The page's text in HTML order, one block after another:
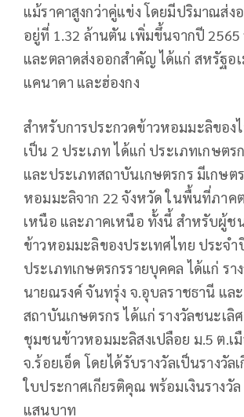
แม้ราคาสูงกว่าคู่แข่ง โดยมีปริมาณส่ง
อยู่ที่ 1.32 ล้านตัน เพิ่มขึ้นจากปี 2565
และตลาดส่งออกสำคัญ ได้แก่ สหรัฐอ
แคนาดา และฮ่องกง
สำหรับการประกวดข้าวหอมมะลิของ
เป็น 2 ประเภท ได้แก่ ประเภทเกษตร
และประเภทสถาบันเกษตรกร มีเกษต
หอมมะลิจาก 22 จังหวัด ในพื้นที่ภาค
เหนือ และภาคเหนือ ทั้งนี้ สำหรับผู้ช
ข้าวหอมมะลิของประเทศไทย ประจำ
ประเภทเกษตรกรรายบุคคล ได้แก่ รา
นายณรงค์ จันทรุ่ง จ.อุบลราชธานี แล
สถาบันเกษตรกร ได้แก่ รางวัลชนะเลิ
ชุมชนข้าวหอมมะลิสงเปลือย ม.5 ต.เ
จ.ร้อยเอ็ด โดยได้รับรางวัลเป็นรางวัล
ใบประกาศเกียรติคุณ พร้อมเงินรางวัล
แสนบาท